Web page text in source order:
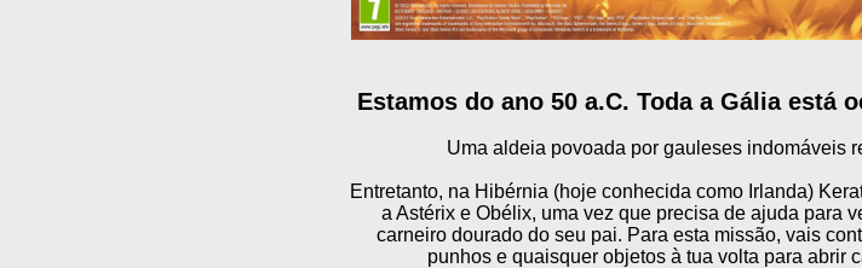
Estamos do ano 50 a.C. Toda a Gália está
Uma aldeia povoada por gauleses indomáveis
Entretanto, na Hibérnia (hoje conhecida como Irlanda)
a Astérix e Obélix, uma vez que precisa de ajuda para
carneiro dourado do seu pai. Para esta missão, vais
punhos e quaisquer objetos à tua volta para abrir